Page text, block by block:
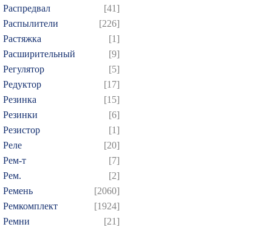
Распредвал
[41]
Распылители
[226]
Растяжка
[1]
Расширительный
[9]
Регулятор
[5]
Редуктор
[17]
Резинка
[15]
Резинки
[6]
Резистор
[1]
Реле
[20]
Рем-т
[7]
Рем.
[2]
Ремень
[2060]
Ремкомплект
[1924]
Ремни
[21]